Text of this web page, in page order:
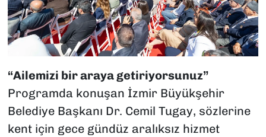
“Ailemizi bir araya getiriyorsunuz”
Programda konuşan İzmir Büyükşehir
Belediye Başkanı Dr. Cemil Tugay, sözlerine
kent için gece gündüz aralıksız hizmet